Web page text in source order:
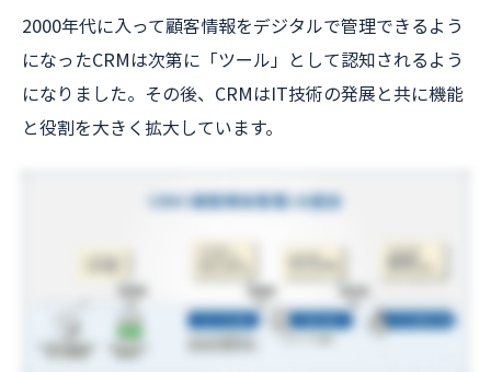
2000年代に入って顧客情報をデジタルで管理できるよう
になったCRMは次第に「ツール」として認知されるよう
になりました。その後、CRMはIT技術の発展と共に機能
と役割を大きく拡大しています。